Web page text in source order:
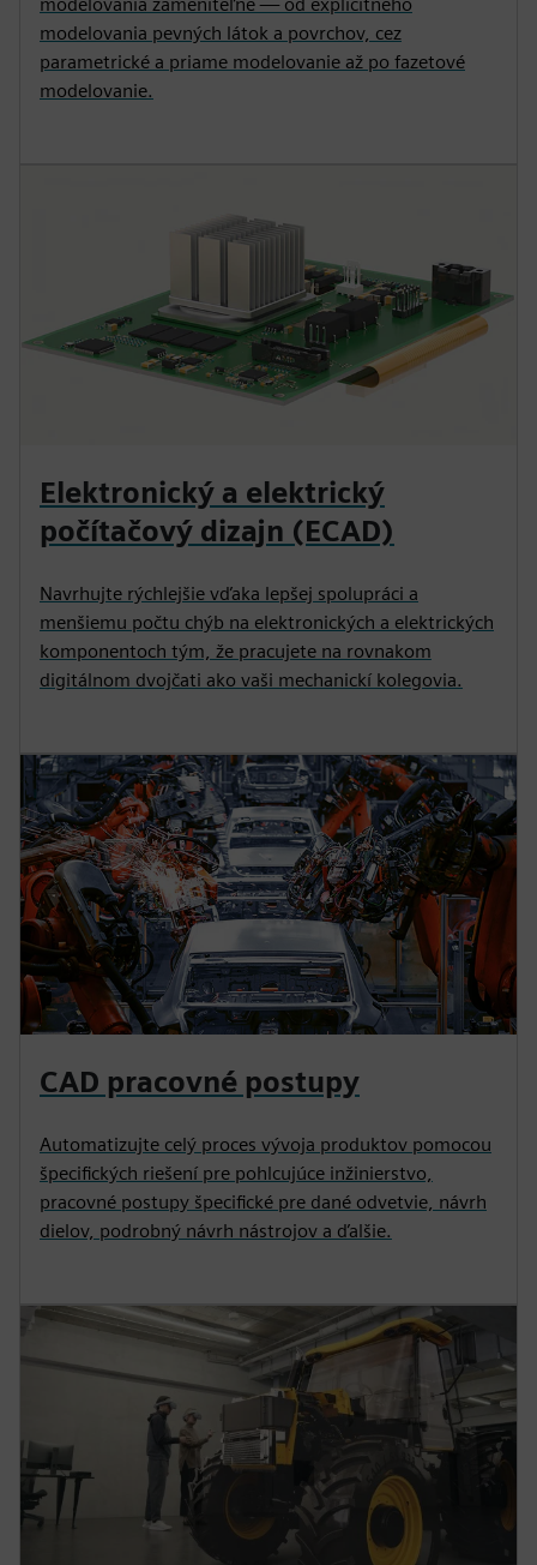
modelovania zameniteľne — od explicitného
modelovania pevných látok a povrchov, cez
parametrické a priame modelovanie až po fazetové
modelovanie.
Elektronický a elektrický
počítačový dizajn (ECAD)
Navrhujte rýchlejšie vďaka lepšej spolupráci a
menšiemu počtu chýb na elektronických a elektrických
komponentoch tým, že pracujete na rovnakom
digitálnom dvojčati ako vaši mechanickí kolegovia.
CAD pracovné postupy
Automatizujte celý proces vývoja produktov pomocou
špecifických riešení pre pohlcujúce inžinierstvo,
pracovné postupy špecifické pre dané odvetvie, návrh
dielov, podrobný návrh nástrojov a ďalšie.